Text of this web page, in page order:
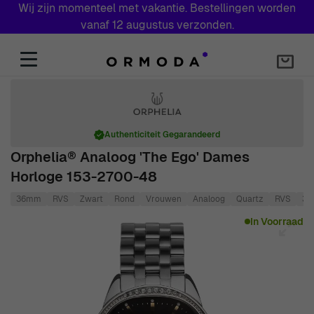
Wij zijn momenteel met vakantie. Bestellingen worden
vanaf 12 augustus verzonden.
Orphelia® Analoog 'The Ego' Dames
Horloge 153-2700-48
Authenticiteit Gegarandeerd
36mm RVS Zwart Rond Vrouwen Analoog Quartz RVS 3
In Voorraad